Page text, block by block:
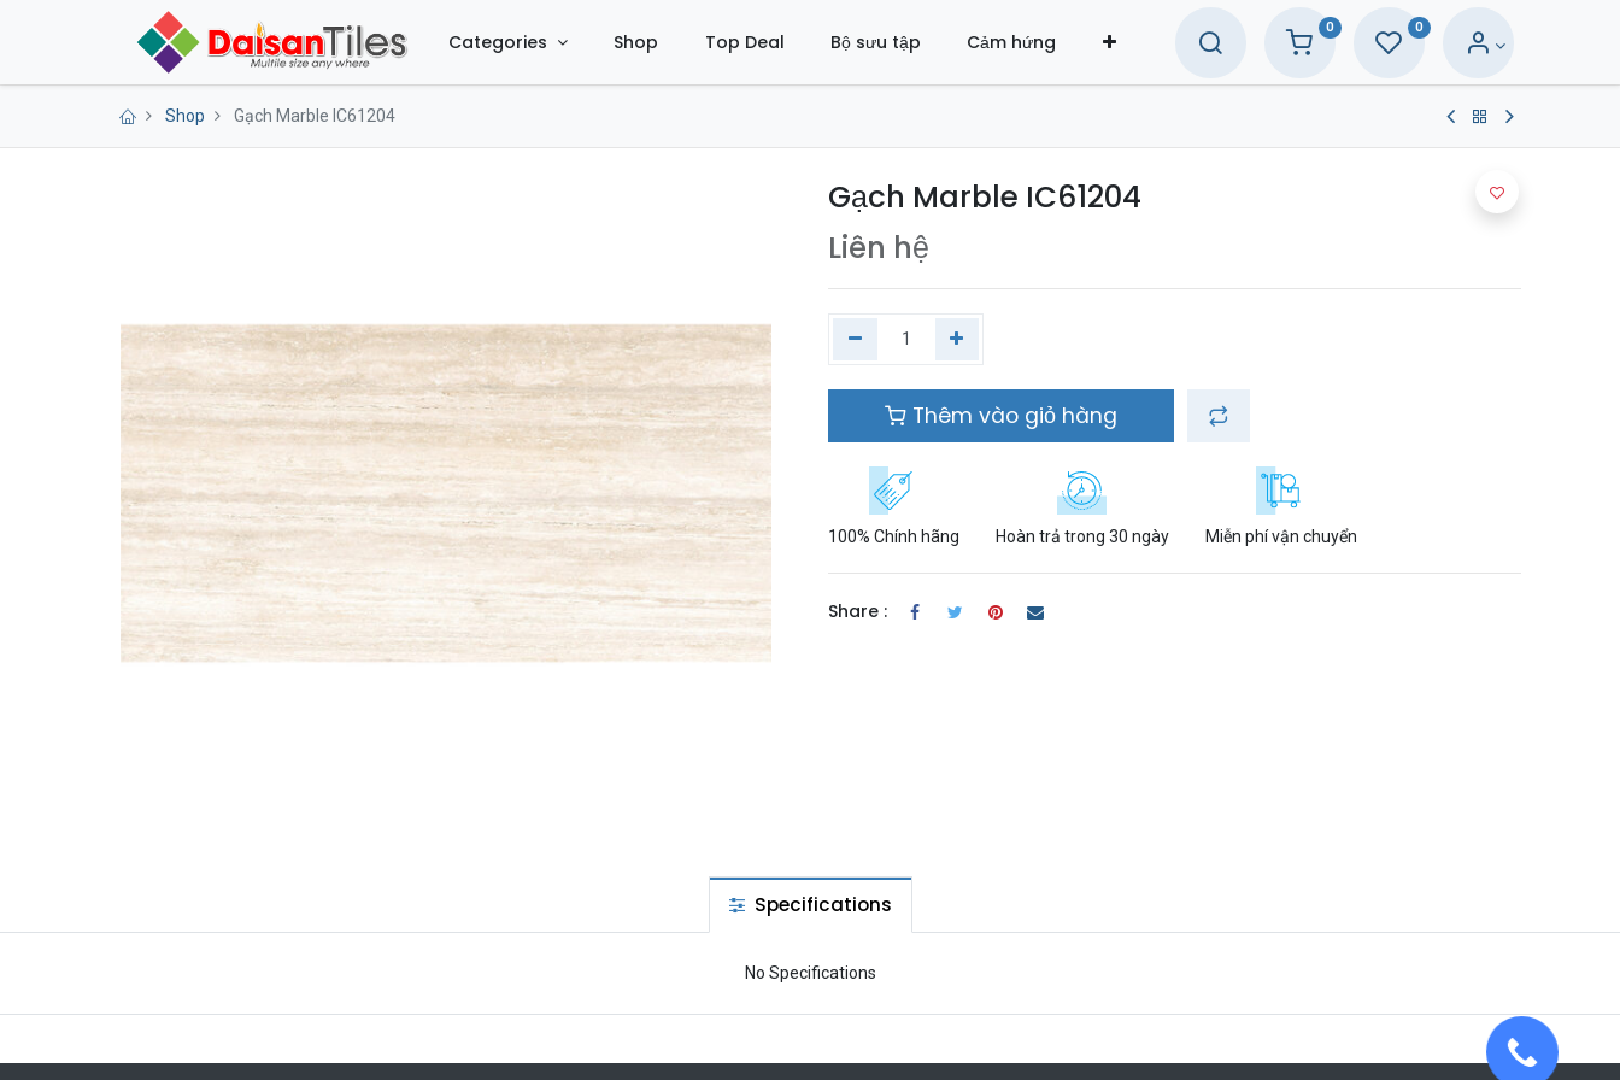
Categories Shop Top Deal Bộ sưu tập Cảm hứng
0 0
Shop Gạch Marble IC61204
Gạch Marble IC61204
Liên hệ
Thêm vào giỏ hàng
100% Chính hãng Hoàn trả trong 30 ngày Miễn phí vận chuyển
Share :
Specifications
No Specifications